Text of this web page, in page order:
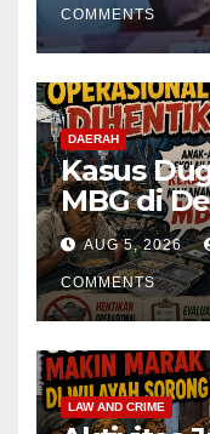
COMMENTS
DAERAH
Kasus
MBG di
Aktivis
AUG 5, 2026
COMMENTS
LAW AND CRIME